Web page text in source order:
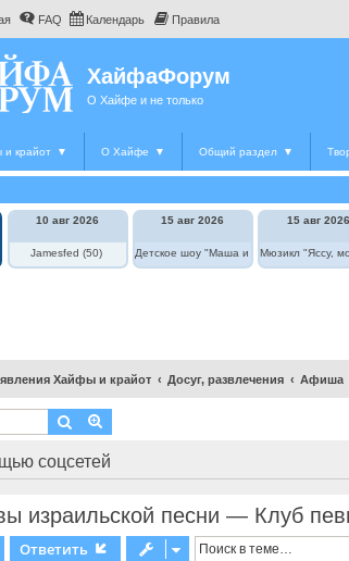
FAQ Календарь Правила
ХайфаФорум
О Хайфе и не только
крайот ▼ О Хайфе ▼ Общий раздел ▼
Элле Фицджеральд"
10 авг 2026
Jamesfed (50)
15 авг 2026
Детское шоу "Маша и Медведь в цирке"
15 авг 2026
Мюзикл "Яссу,
Хайфы и крайот Досуг, развлечения Афиша
Поиск
соцсетей
израильской песни — Клуб
Ответить